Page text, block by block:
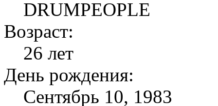
DRUMPEOPLE
Возраст:
26 лет
День рождения:
Сентябрь 10, 1983